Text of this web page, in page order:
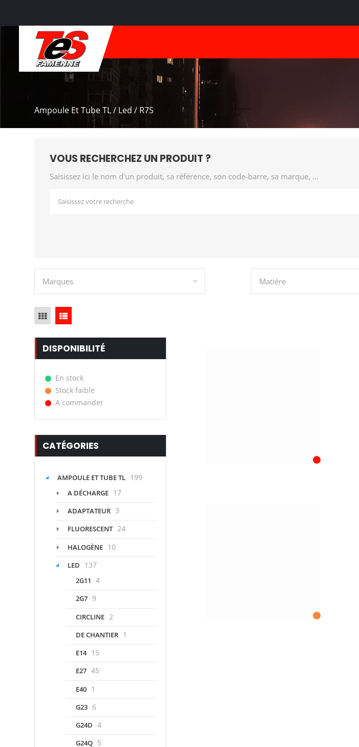
Ampoule Et Tube TL / Led / R7S
VOUS RECHERCHEZ UN PRODUIT ?
Saisissez ici le nom d'un produit, sa référence, son code-barre, sa marque, ...
Marques Matière
DISPONIBILITÉ
En stock
Stock faible
A commander
CATÉGORIES
AMPOULE ET TUBE TL 199
A DÉCHARGE 17
ADAPTATEUR 3
FLUORESCENT 24
HALOGÈNE 10
LED 137
2G11 4
2G7 9
CIRCLINE 2
DE CHANTIER 1
E14 15
E27 45
E40 1
G23 6
G24D 4
G24Q 5